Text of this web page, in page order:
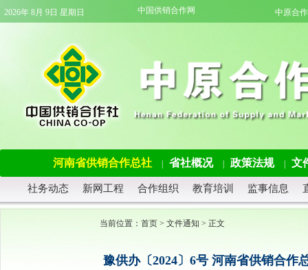
2026年 8月 9日 星期日 中国供销合作网 中原合
河南省供销合作总社 省社概况 政策法规 文
社务动态 新网工程 合作组织 教育培训 监事信息
当前位置： 首页 > 文件通知 > 正文
豫供办〔2024〕6号 河南省供销合作